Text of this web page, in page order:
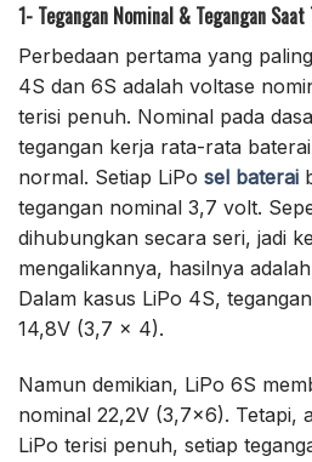
1- Tegangan Nominal & Tegangan
Perbedaan pertama yang
4S dan 6S adalah voltase
terisi penuh. Nominal pada
tegangan kerja rata-rata
normal. Setiap LiPo sel baterai
tegangan nominal 3,7 volt.
dihubungkan secara seri, jadi
mengalikannya, hasilnya
Dalam kasus LiPo 4S,
14,8V (3,7 × 4).
Namun demikian, LiPo 6S
nominal 22,2V (3,7×6). Tetapi,
LiPo terisi penuh, setiap